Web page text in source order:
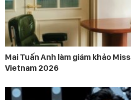
Mai Tuấn Anh làm giám khảo
Vietnam 2026